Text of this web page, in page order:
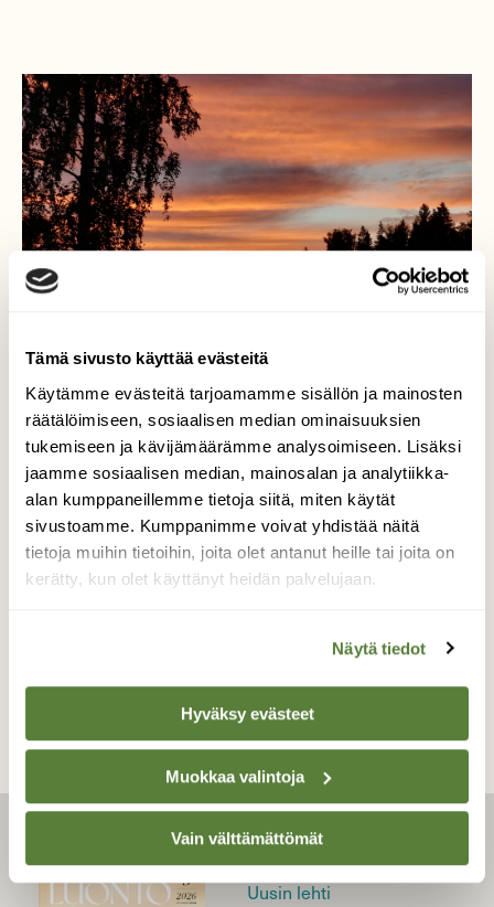
Tämä sivusto käyttää evästeitä
Käytämme evästeitä tarjoamamme sisällön ja mainosten
räätälöimiseen, sosiaalisen median ominaisuuksien
tukemiseen ja kävijämäärämme analysoimiseen. Lisäksi
jaamme sosiaalisen median, mainosalan ja analytiikka-
alan kumppaneillemme tietoja siitä, miten käytät
sivustoamme. Kumppanimme voivat yhdistää näitä
tietoja muihin tietoihin, joita olet antanut heille tai joita on
kerätty, kun olet käyttänyt heidän palvelujaan.
Näytä tiedot
Hyväksy evästeet
Muokkaa valintoja
Vain välttämättömät
Taivaan värit
Aamulla varhain.
Valokuvaaja: Tarja Naukkarinen, Savitaipale
1.7.2026
TAKAISIN LISTAAN
LEHTI
Uusin lehti